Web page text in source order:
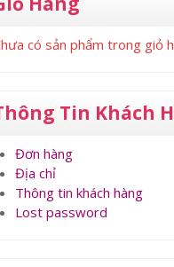
có sản phẩm trong giỏ
Tin Khách
Đơn hàng
Địa chỉ
Thông tin khách hàng
Lost password